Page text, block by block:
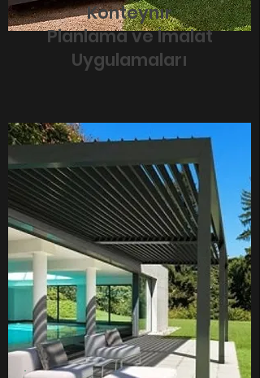
Konteynır
Planlama ve İmalat
Uygulamaları